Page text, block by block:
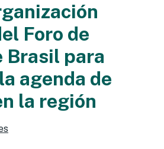
Foro de
Brasil para
agenda de
la región